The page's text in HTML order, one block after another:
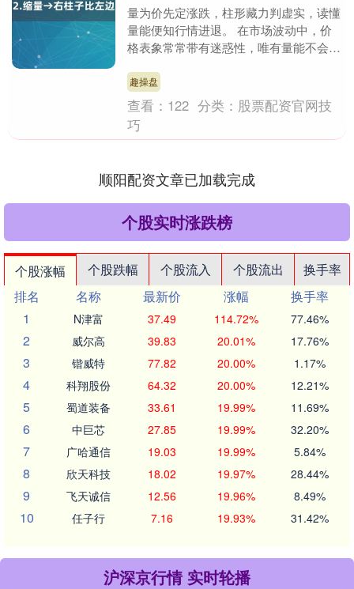
量为价先定涨跌，柱形藏力判虚实，读懂
量能便知行情进退。 在市场波动中，价
格表象常常带有迷惑性，唯有量能不会说
最真实的表态，是....
趣操盘
查看： 122 分类： 股票配资官网技
巧
顺阳配资文章已加载完成
个股实时涨跌榜
个股涨幅 个股跌幅 个股流入 个股流出
换手率
排名
名称 最新价 涨幅
换手率
1
N津富 37.49 114.72% 77.46%
2 威尔高 39.83 20.01% 17.76%
3 锴威特 77.82 20.00% 1.17%
4 科翔股份 64.32 20.00% 12.21%
5 蜀道装备 33.61 19.99% 11.69%
6 中巨芯 27.85 19.99% 32.20%
7 广哈通信 19.03 19.99% 5.84%
8 欣天科技 18.02 19.97% 28.44%
9 飞天诚信 12.56 19.96% 8.49%
10 任子行 7.16 19.93% 31.42%
沪深京行情 实时轮播